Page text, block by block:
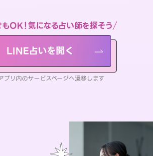
OK！気になる占い師を探そう
LINE占いを開く
リ内のサービスページへ遷移します